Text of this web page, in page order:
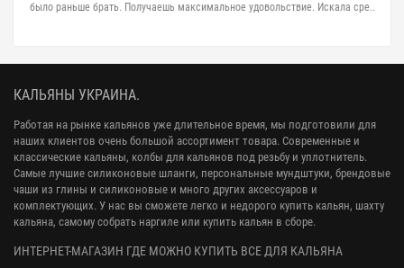
было раньше брать. Получаешь максимальное удовольствие. Искала сре..
КАЛЬЯНЫ УКРАИНА.
Работая на рынке кальянов уже длительное время, мы подготовили для
наших клиентов очень большой ассортимент товара. Современные и
классические кальяны, колбы для кальянов под резьбу и уплотнитель.
Самые лучшие силиконовые шланги, персональные мундштуки, брендовые
чаши из глины и силиконовые и много других аксессуаров и
комплектующих. У нас вы сможете легко и недорого купить кальян, шахту
кальяна, самому собрать наргиле или купить кальян в сборе.
ИНТЕРНЕТ-МАГАЗИН ГДЕ МОЖНО КУПИТЬ ВСЕ ДЛЯ КАЛЬЯНА